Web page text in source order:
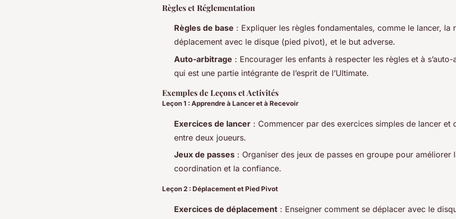
Règles et Réglementation
Règles de base : Expliquer les règles fondamentales, comme le lancer, la
déplacement avec le disque (pied pivot), et le but adverse.
Auto-arbitrage : Encourager les enfants à respecter les règles et à
qui est une partie intégrante de l’esprit de l’Ultimate.
Exemples de Leçons et Activités
Leçon 1 : Apprendre à Lancer et à Recevoir
Exercices de lancer : Commencer par des exercices simples de lancer et
entre deux joueurs.
Jeux de passes : Organiser des jeux de passes en groupe pour améliorer
coordination et la confiance.
Leçon 2 : Déplacement et Pied Pivot
Exercices de déplacement : Enseigner comment se déplacer avec le